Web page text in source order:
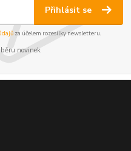
Přihlásit se
za účelem rozesílky newsletteru.
novinek